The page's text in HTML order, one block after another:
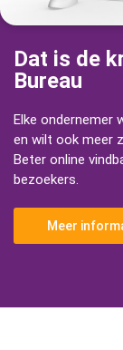
Dat is de
Bureau
Elke ondernemer
en wilt ook meer
Beter online
bezoekers.
Meer